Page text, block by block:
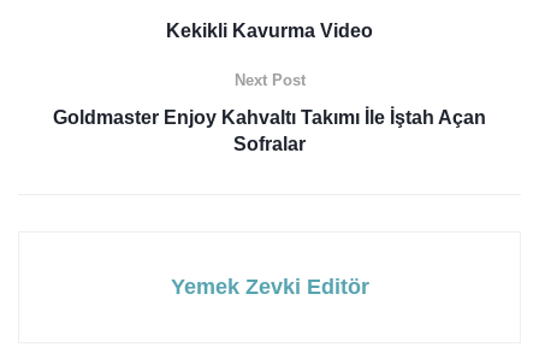
Kekikli Kavurma Video
Next Post
Goldmaster Enjoy Kahvaltı Takımı İle İştah Açan
Sofralar
Yemek Zevki Editör